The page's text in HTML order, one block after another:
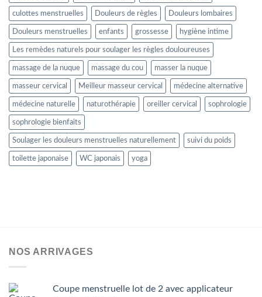
culottes menstruelles Douleurs de règles Douleurs lombaires
Douleurs menstruelles enfants grossesse hygiène intime
Les remèdes naturels pour soulager les règles douloureuses
massage de la nuque massage du cou masser la nuque
masseur cervical Meilleur masseur cervical médecine alternative
médecine naturelle naturothérapie oreiller cervical sophrologie
sophrologie bienfaits
Soulager les douleurs menstruelles naturellement suivi du poids
toilette japonaise WC japonais yoga
NOS ARRIVAGES
Coupe menstruelle lot de 2 avec applicateur